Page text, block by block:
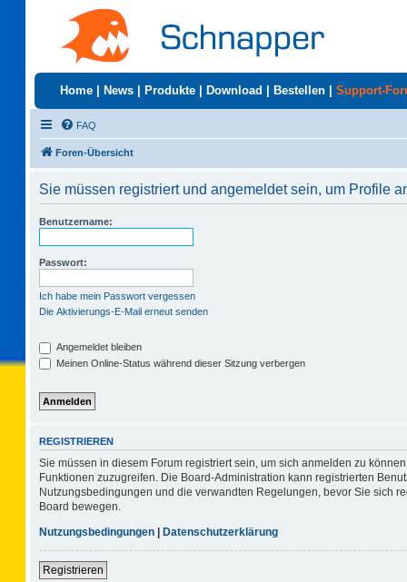
Home News Produkte Download Bestellen Support-
FAQ
Foren-Übersicht
Sie müssen registriert und angemeldet sein, um Profile
Benutzername:
Passwort:
Ich habe mein Passwort vergessen
Die Aktivierungs-E-Mail erneut senden
Angemeldet bleiben
Meinen Online-Status während dieser Sitzung verbergen
REGISTRIEREN
Sie müssen in diesem Forum registriert sein, um sich anmelden zu
Funktionen zuzugreifen. Die Board-Administration kann registrierten
Nutzungsbedingungen und die verwandten Regelungen, bevor Sie sich
Board bewegen.
Nutzungsbedingungen | Datenschutzerklärung
Registrieren